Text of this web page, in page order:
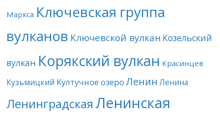
Маркса Ключевская группа
вулканов Ключевской вулкан Козельский
вулкан Корякский вулкан Красинцев
Кузьмицкий Култучное озеро Ленин Ленина
Ленинградская Ленинская